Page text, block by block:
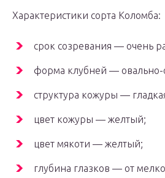
Характеристики сорта Коломба:
срок созревания — очень
форма клубней — овально-
структура кожуры —
цвет кожуры — желтый;
цвет мякоти — желтый;
глубина глазков — от